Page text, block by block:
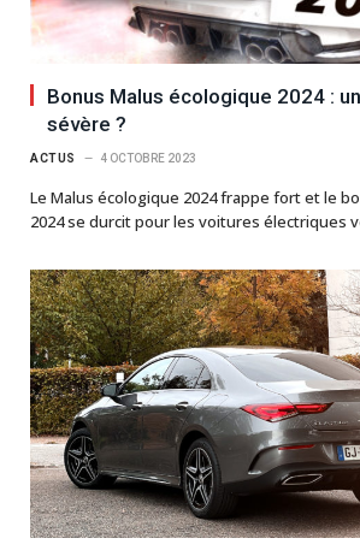
Bonus Malus écologique 2024 :
sévère ?
ACTUS 4 OCTOBRE 2023
Le Malus écologique 2024 frappe fort et le
2024 se durcit pour les voitures électriques